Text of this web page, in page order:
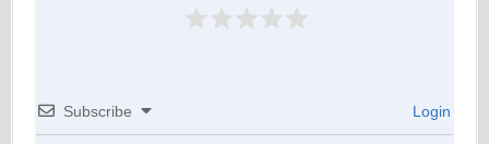
Subscribe Login